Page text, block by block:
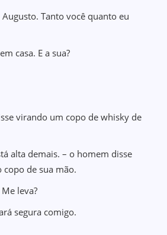
Tanto você quanto eu
casa. E a sua?
virando um copo de whisky de
alta demais. – o homem disse
de sua mão.
leva?
segura comigo.